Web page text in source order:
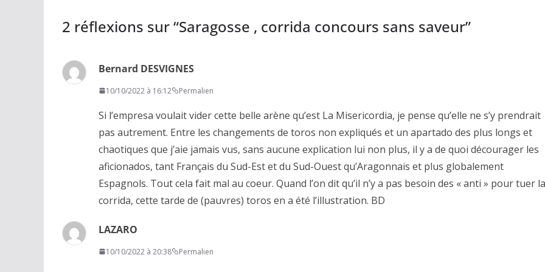
2 réflexions sur “Saragosse , corrida concours sans saveur”
Bernard DESVIGNES
10/10/2022 à 16:12 Permalien
Si l’empresa voulait vider cette belle arène qu’est La Misericordia, je pense qu’elle ne s’y prendrait
pas autrement. Entre les changements de toros non expliqués et un apartado des plus longs et
chaotiques que j’aie jamais vus, sans aucune explication lui non plus, il y a de quoi décourager les
aficionados, tant Français du Sud-Est et du Sud-Ouest qu’Aragonnais et plus globalement
Espagnols. Tout cela fait mal au coeur. Quand l’on dit qu’il n’y a pas besoin des « anti » pour tuer la
corrida, cette tarde de (pauvres) toros en a été l’illustration. BD
LAZARO
10/10/2022 à 20:38 Permalien